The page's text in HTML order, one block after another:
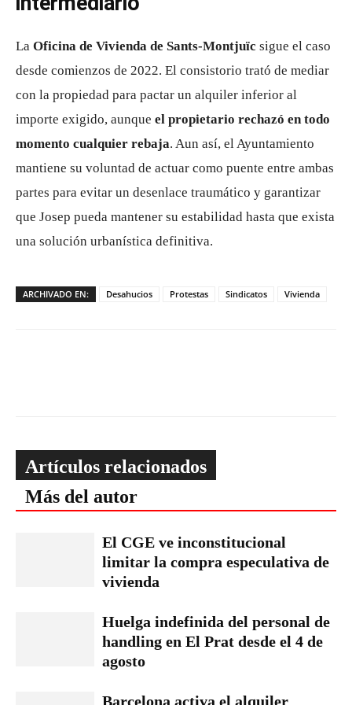
La Oficina de Vivienda de Sants-Montjuïc sigue el caso
desde comienzos de 2022. El consistorio trató de mediar
con la propiedad para pactar un alquiler inferior al
importe exigido, aunque el propietario rechazó en todo
momento cualquier rebaja. Aun así, el Ayuntamiento
mantiene su voluntad de actuar como puente entre ambas
partes para evitar un desenlace traumático y garantizar
que Josep pueda mantener su estabilidad hasta que exista
una solución urbanística definitiva.
ARCHIVADO EN: Desahucios Protestas Sindicatos Vivienda
Artículos relacionados
Más del autor
El CGE ve inconstitucional
limitar la compra especulativa de
vivienda
Huelga indefinida del personal de
handling en El Prat desde el 4 de
agosto
Barcelona activa el alquiler